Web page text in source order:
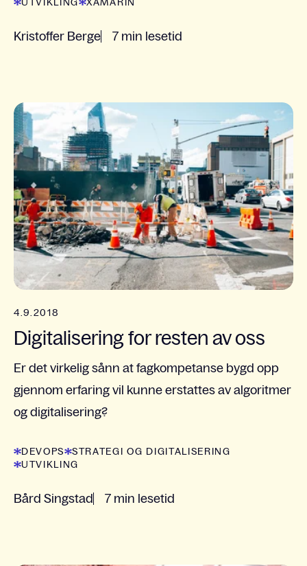
UTVIKLING XAMARIN
Kristoffer Berge 7 min lesetid
4.9.2018
Digitalisering for resten av oss
Er det virkelig sånn at fagkompetanse bygd opp
gjennom erfaring vil kunne erstattes av algoritmer
og digitalisering?
DEVOPS
STRATEGI OG DIGITALISERING
UTVIKLING
Bård Singstad 7 min lesetid